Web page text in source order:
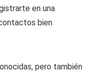
en una
bien
pero también